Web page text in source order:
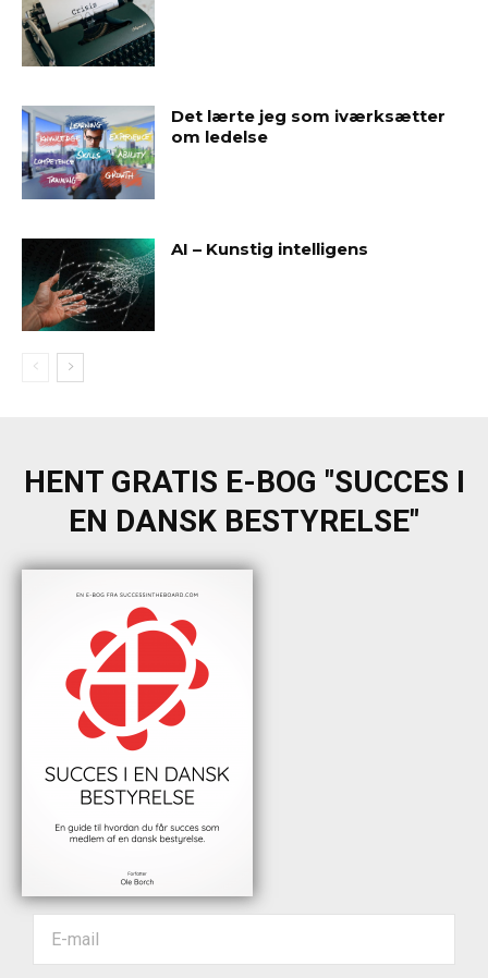
Det lærte jeg som iværksætter
om ledelse
AI – Kunstig intelligens
HENT GRATIS E-BOG "SUCCES I
EN DANSK BESTYRELSE"